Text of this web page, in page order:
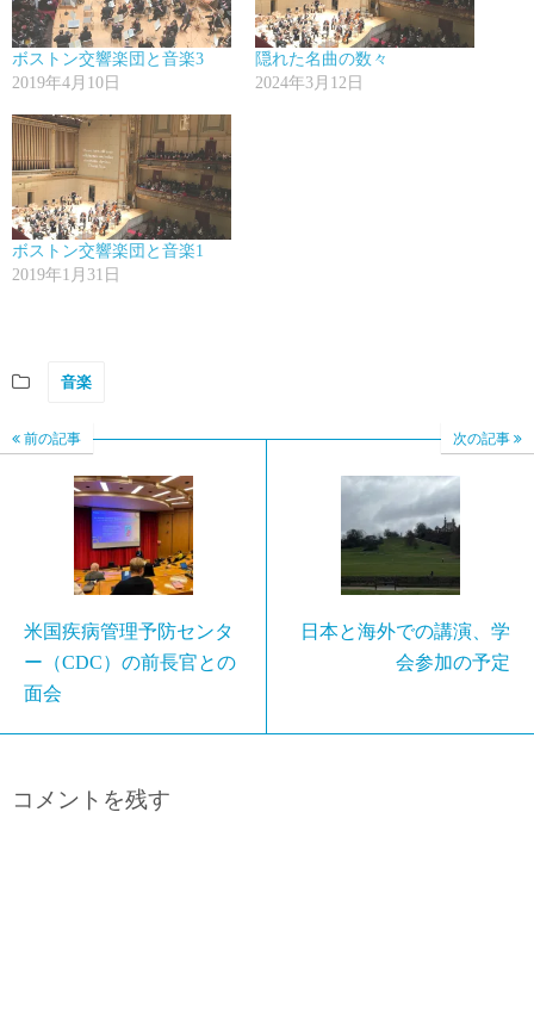
ボストン交響楽団と音楽3
2019年4月10日
隠れた名曲の数々
2024年3月12日
ボストン交響楽団と音楽1
2019年1月31日
音楽
前の記事
米国疾病管理予防センタ
ー（CDC）の前長官との
面会
次の記事
日本と海外での講演、学
会参加の予定
コメントを残す